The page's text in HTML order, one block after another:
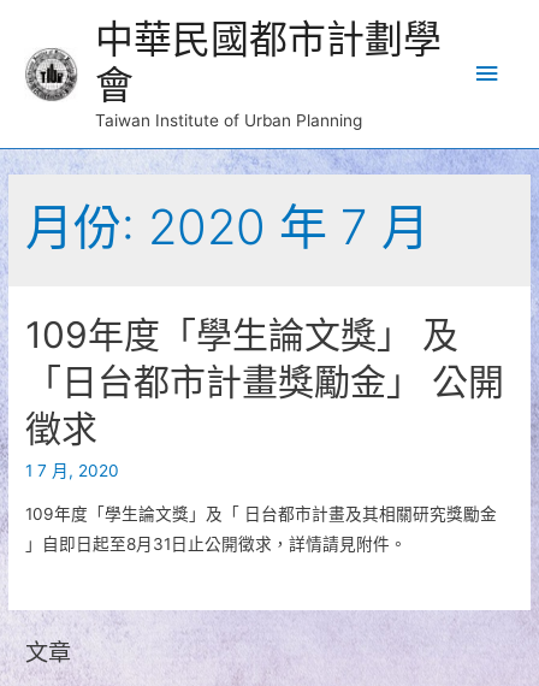
中華民國都市計劃學
會
Taiwan Institute of Urban Planning
Main
月份: 2020 年 7 月
109年度「學生論文獎」 及
「日台都市計畫獎勵金」 公開
徵求
1 7 月, 2020
109年度「學生論文獎」及「 日台都市計畫及其相關研究獎勵金
」自即日起至8月31日止公開徵求，詳情請見附件。
文章